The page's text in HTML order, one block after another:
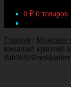
0 ₽ 0 товаров
Главная / Мужские
кожаный красный
Btlr36926\red-